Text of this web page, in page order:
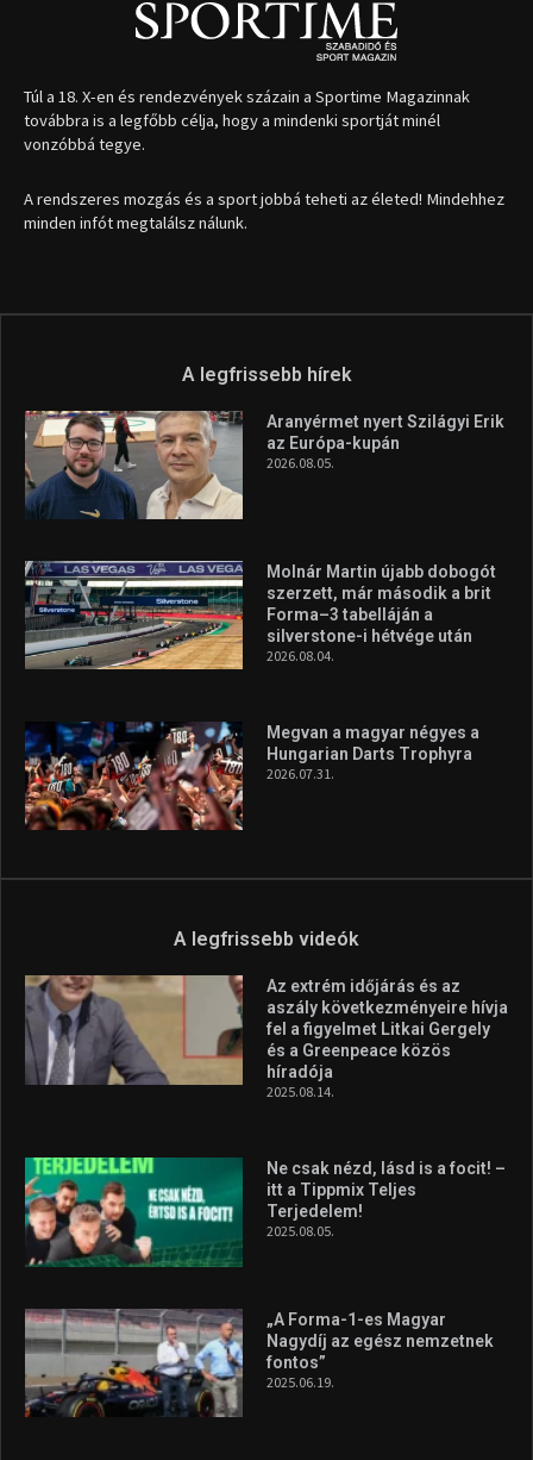
Túl a 18. X-en és rendezvények százain a Sportime Magazinnak
továbbra is a legfőbb célja, hogy a mindenki sportját minél
vonzóbbá tegye.
A rendszeres mozgás és a sport jobbá teheti az életed! Mindehhez
minden infót megtalálsz nálunk.
A legfrissebb hírek
Aranyérmet nyert Szilágyi Erik
az Európa-kupán
2026.08.05.
Molnár Martin újabb dobogót
szerzett, már második a brit
Forma–3 tabelláján a
silverstone-i hétvége után
2026.08.04.
Megvan a magyar négyes a
Hungarian Darts Trophyra
2026.07.31.
A legfrissebb videók
Az extrém időjárás és az
aszály következményeire hívja
fel a figyelmet Litkai Gergely
és a Greenpeace közös
híradója
2025.08.14.
Ne csak nézd, lásd is a focit! –
itt a Tippmix Teljes
Terjedelem!
2025.08.05.
„A Forma-1-es Magyar
Nagydíj az egész nemzetnek
fontos”
2025.06.19.